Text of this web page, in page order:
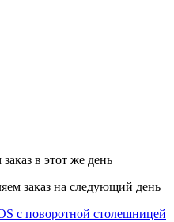
в этот же день
заказ на следующий день